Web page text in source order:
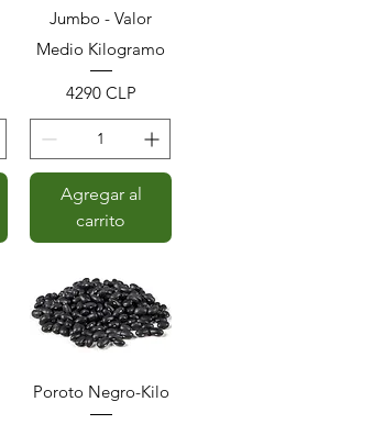
Jumbo - Valor
Medio Kilogramo
Precio
4290 CLP
Agregar al
carrito
Vista rápida
Poroto Negro-Kilo